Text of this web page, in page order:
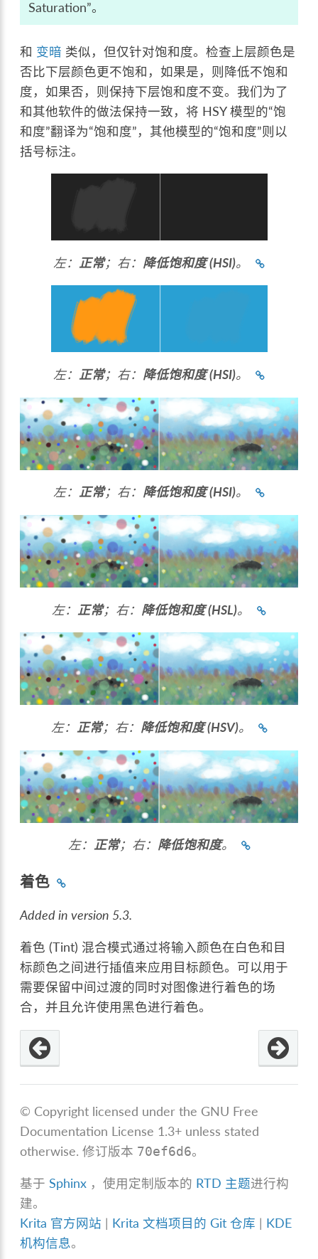
Saturation”。
和 变暗 类似，但仅针对饱和度。检查上层颜色是
否比下层颜色更不饱和，如果是，则降低不饱和
度，如果否，则保持下层饱和度不变。我们为了
和其他软件的做法保持一致，将 HSY 模型的“饱
和度”翻译为“饱和度”，其他模型的“饱和度”则以
括号标注。
左： 正常；右： 降低饱和度 (HSI)。
左： 正常；右： 降低饱和度 (HSI)。
左： 正常；右： 降低饱和度 (HSI)。
左： 正常；右： 降低饱和度 (HSL)。
左： 正常；右： 降低饱和度 (HSV)。
左： 正常；右： 降低饱和度。
着色
Added in version 5.3.
着色 (Tint) 混合模式通过将输入颜色在白色和目
标颜色之间进行插值来应用目标颜色。可以用于
需要保留中间过渡的同时对图像进行着色的场
合，并且允许使用黑色进行着色。
© Copyright licensed under the GNU Free
Documentation License 1.3+ unless stated
otherwise.修订版本 70ef6d6。
基于Sphinx ，使用定制版本的 RTD 主题进行构
建。
Krita 官方网站 | Krita 文档项目的 Git 仓库 | KDE
机构信息。